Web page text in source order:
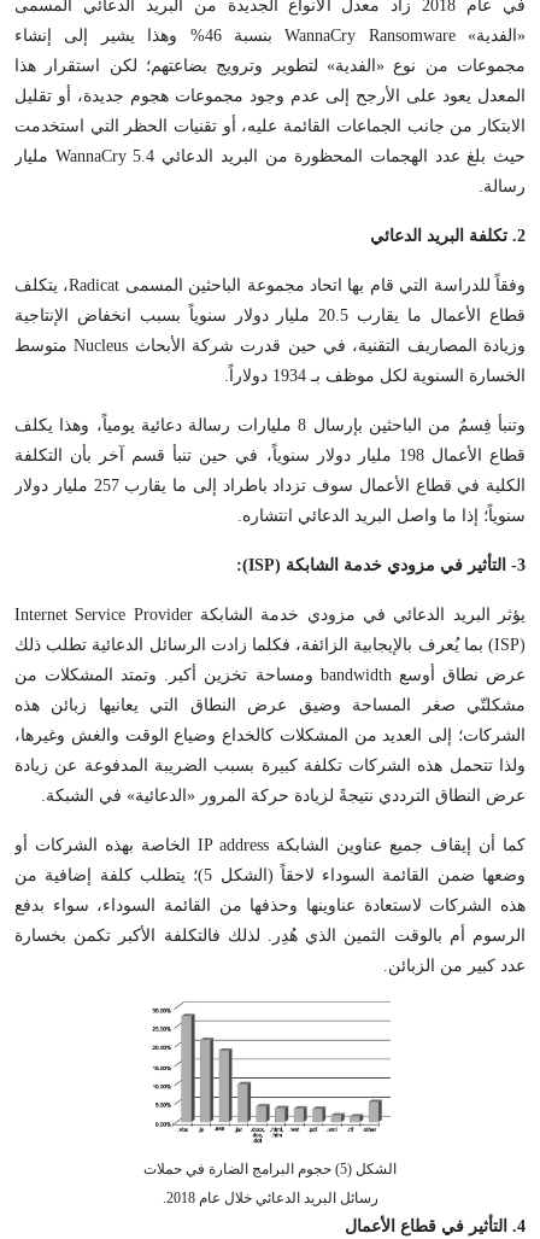
في عام 2018 زاد معدل الأنواع الجديدة من البريد الدعائي المسمى
«الفدية» WannaCry Ransomware بنسبة 46% وهذا يشير إلى إنشاء
مجموعات من نوع «الفدية» لتطوير وترويج بضاعتهم؛ لكن استقرار هذا
المعدل يعود على الأرجح إلى عدم وجود مجموعات هجوم جديدة، أو تقليل
الابتكار من جانب الجماعات القائمة عليه، أو تقنيات الحظر التي استخدمت
حيث بلغ عدد الهجمات المحظورة من البريد الدعائي WannaCry 5.4 مليار
رسالة.
2. تكلفة البريد الدعائي
وفقاً للدراسة التي قام بها اتحاد مجموعة الباحثين المسمى Radicat، يتكلف
قطاع الأعمال ما يقارب 20.5 مليار دولار سنوياً بسبب انخفاض الإنتاجية
وزيادة المصاريف التقنية، في حين قدرت شركة الأبحاث Nucleus متوسط
الخسارة السنوية لكل موظف بـ 1934 دولاراً.
وتنبأ فِسمٌ من الباحثين بإرسال 8 مليارات رسالة دعائية يومياً، وهذا يكلف
قطاع الأعمال 198 مليار دولار سنوياً، في حين تنبأ قسم آخر بأن التكلفة
الكلية في قطاع الأعمال سوف تزداد باطراد إلى ما يقارب 257 مليار دولار
سنوياً؛ إذا ما واصل البريد الدعائي انتشاره.
3- التأثير في مزودي خدمة الشابكة ( ISP
):
يؤثر البريد الدعائي في مزودي خدمة الشابكة Internet Service Provider
(ISP) بما يُعرف بالإيجابية الزائفة، فكلما زادت الرسائل الدعائية تطلب ذلك
عرض نطاق أوسع bandwidth ومساحة تخزين أكبر. وتمتد المشكلات من
مشكلتّي صغر المساحة وضيق عرض النطاق التي يعانيها زبائن هذه
الشركات؛ إلى العديد من المشكلات كالخداع وضياع الوقت والغش وغيرها،
ولذا تتحمل هذه الشركات تكلفة كبيرة بسبب الضريبة المدفوعة عن زيادة
عرض النطاق الترددي نتيجةً لزيادة حركة المرور «الدعائية» في الشبكة.
كما أن إيقاف جميع عناوين الشابكة IP address الخاصة بهذه الشركات أو
وضعها ضمن القائمة السوداء لاحقاً (الشكل 5)؛ يتطلب كلفة إضافية من
هذه الشركات لاستعادة عناوينها وحذفها من القائمة السوداء، سواء بدفع
الرسوم أم بالوقت الثمين الذي هُدِر. لذلك فالتكلفة الأكبر تكمن بخسارة
عدد كبير من الزبائن.
الشكل (5) حجوم البرامج الضارة في حملات
رسائل البريد الدعائي خلال عام 2018.
4. التأثير في قطاع الأعمال